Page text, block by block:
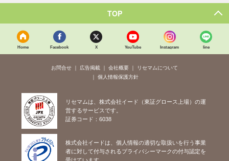
TOP
Home Facebook X YouTube Instagram line
お問合せ 広告掲載 会社概要
リセマムについて
個人情報保護方針
リセマムは、株式会社イード（東証グロース上場）の運
営するサービスです。
証券コード：6038
株式会社イードは、個人情報の適切な取扱いを行う事業
者に対して付与されるプライバシーマークの付与認定を